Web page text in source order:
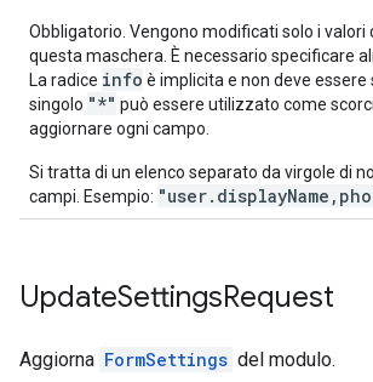
Obbligatorio. Vengono modificati solo i valori
questa maschera. È necessario specificare
La radice info è implicita e non deve essere
singolo "*" può essere utilizzato come
aggiornare ogni campo.
Si tratta di un elenco separato da virgole di
campi. Esempio:
UpdateSettingsRequest
Aggiorna FormSettings del modulo.